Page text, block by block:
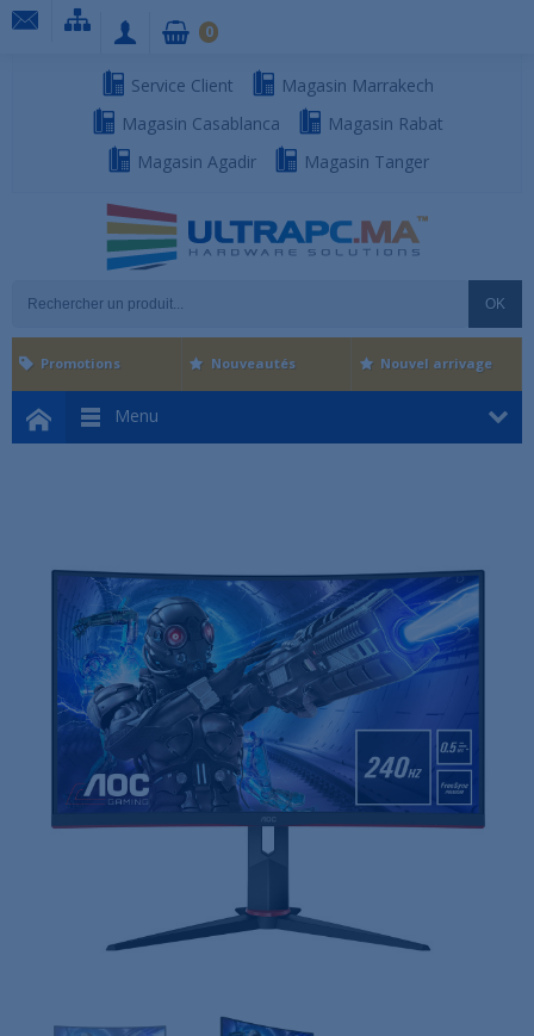
Service Client
Magasin Marrakech
Magasin Casablanca
Magasin Rabat
Magasin Agadir
Magasin Tanger
OK
0
Menu
Promotions Nouveautés Nouvel arrivage